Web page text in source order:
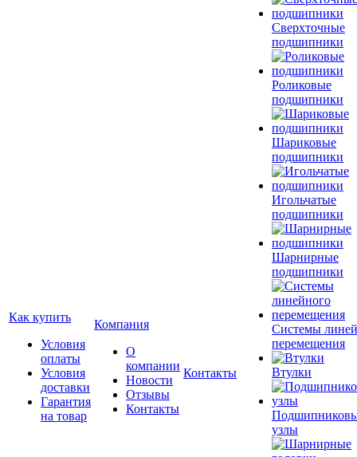
Как купить
Условия
оплаты
Условия
доставки
Гарантия
на товар
Компания
О
компании
Новости
Отзывы
Контакты
Контакты
Сверхточные
подшипники
Роликовые
подшипники
Шариковые
подшипники
Игольчатые
подшипники
Шарнирные
подшипники
Системы
перемещения
Втулки
узлы